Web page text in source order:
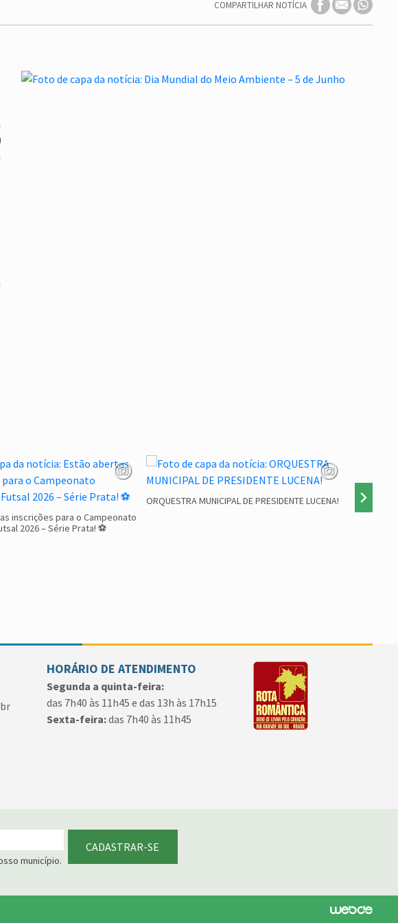
COMPARTILHAR NOTÍCIA
inscrições para o Campeonato
2026 – Série Prata! ⚽
ORQUESTRA MUNICIPAL DE PRESIDENTE LUCENA!
HORÁRIO DE ATENDIMENTO
Segunda a quinta-feira:
das 7h40 às 11h45 e das 13h às 17h15
Sexta-feira:das 7h40 às 11h45
município.
CADASTRAR-SE